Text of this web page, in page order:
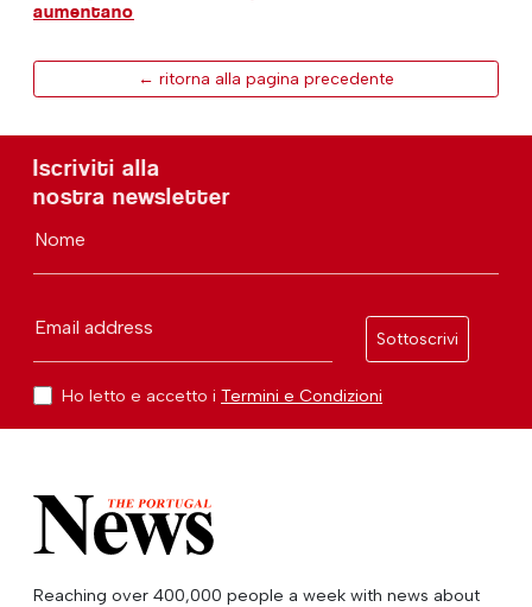
aumentano
← ritorna alla pagina precedente
Iscriviti alla
nostra newsletter
Nome
Email address
Sottoscrivi
Ho letto e accetto i Termini e Condizioni
Reaching over 400,000 people a week with news about